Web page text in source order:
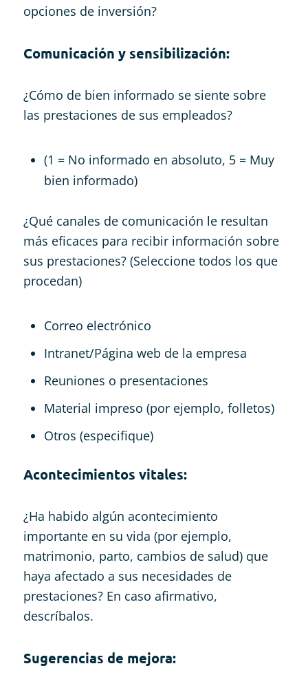
opciones de inversión?
Comunicación y sensibilización:
¿Cómo de bien informado se siente sobre
las prestaciones de sus empleados?
(1 = No informado en absoluto, 5 = Muy
bien informado)
¿Qué canales de comunicación le resultan
más eficaces para recibir información sobre
sus prestaciones? (Seleccione todos los que
procedan)
Correo electrónico
Intranet/Página web de la empresa
Reuniones o presentaciones
Material impreso (por ejemplo, folletos)
Otros (especifique)
Acontecimientos vitales:
¿Ha habido algún acontecimiento
importante en su vida (por ejemplo,
matrimonio, parto, cambios de salud) que
haya afectado a sus necesidades de
prestaciones? En caso afirmativo,
descríbalos.
Sugerencias de mejora: